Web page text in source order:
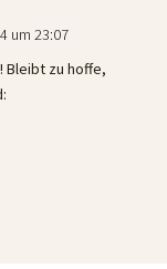
um 23:07
Bleibt zu hoffe,